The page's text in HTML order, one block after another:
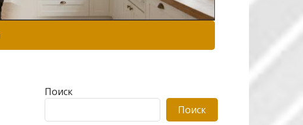
Поиск
Поиск